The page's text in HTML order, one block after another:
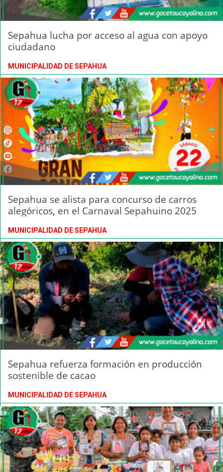
Sepahua lucha por acceso al agua con apoyo
ciudadano
MUNICIPALIDAD DE SEPAHUA
Sepahua se alista para concurso de carros
alegóricos, en el Carnaval Sepahuino 2025
MUNICIPALIDAD DE SEPAHUA
Sepahua refuerza formación en producción
sostenible de cacao
MUNICIPALIDAD DE SEPAHUA